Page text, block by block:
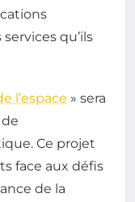
qu’ils
l’espace » sera
Ce projet
face aux défis
de la